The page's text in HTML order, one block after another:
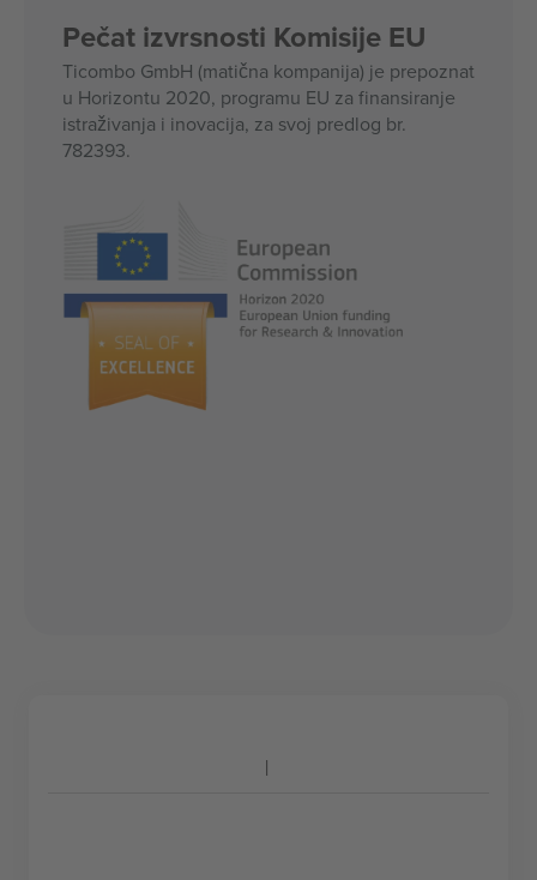
Pečat izvrsnosti Komisije EU
Ticombo GmbH (matična kompanija) je prepoznat
u Horizontu 2020, programu EU za finansiranje
istraživanja i inovacija, za svoj predlog br.
782393.